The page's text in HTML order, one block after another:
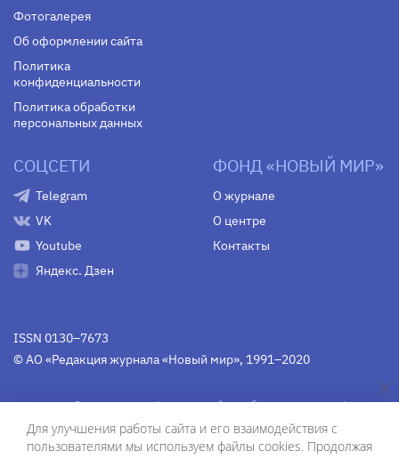
Фотогалерея
Об оформлении сайта
Политика
конфиденциальности
Политика обработки
персональных данных
СОЦСЕТИ
Telegram
VK
Youtube
Яндекс. Дзен
ФОНД «НОВЫЙ МИР»
О журнале
О центре
Контакты
ISSN 0130–7673
© АО «Редакция журнала «Новый мир», 1991–2020
Свидетельство Федеральной службы по надзору в сфере
коммуникаций средства массовой информации
(Роскомнадзор)ПИ № Фс 77-75754 от 13 июня 2019 г.
Для улучшения работы сайта и его взаимодействия с
пользователями мы используем файлы cookies. Продолжая